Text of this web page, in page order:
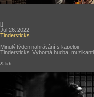
[]
Jul 26, 2022
Tindersticks
Minulý týden nahrávání s kapelou
Tindersticks. Výborná hudba, muzikanti
& lidi.